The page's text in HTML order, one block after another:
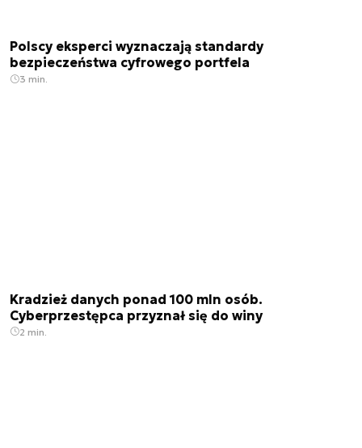
Polscy eksperci wyznaczają standardy
bezpieczeństwa cyfrowego portfela
3 min.
Kradzież danych ponad 100 mln osób.
Cyberprzestępca przyznał się do winy
2 min.